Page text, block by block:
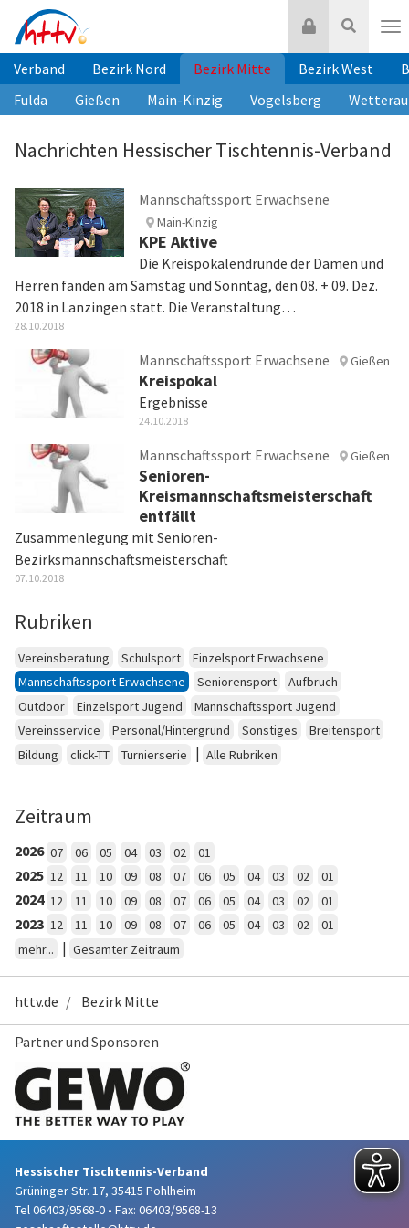
Inhalt
springen
Suche
Login
Verband Bezirk Nord Bezirk Mitte Bezirk West
Fulda
Gießen Main-Kinzig Vogelsberg Wetterau
Nachrichten Hessischer Tischtennis-Verband
Mannschaftssport Erwachsene
Main-Kinzig
KPE Aktive
Die Kreispokalendrunde der Damen und
Herren fanden am Samstag und Sonntag, den 08. + 09. Dez.
2018 in Lanzingen statt. Die Veranstaltung…
28.10.2018
Mannschaftssport Erwachsene Gießen
Kreispokal
Ergebnisse
24.10.2018
Mannschaftssport Erwachsene Gießen
Senioren-
Kreismannschaftsmeisterschaft
entfällt
Zusammenlegung mit Senioren-
Bezirksmannschaftsmeisterschaft
07.10.2018
Rubriken
Vereinsberatung Schulsport
Einzelsport Erwachsene
Mannschaftssport Erwachsene
Seniorensport
Aufbruch
Outdoor
Einzelsport Jugend
Mannschaftssport Jugend
Vereinsservice
Personal/Hintergrund Sonstiges
Breitensport
Bildung
click-TT Turnierserie | Alle Rubriken
Zeitraum
2026 07 06 05 04 03 02 01
2025 12 11 10 09 08 07 06 05 04 03 02 01
2024 12 11 10 09 08 07 06 05 04 03 02 01
2023 12 11 10 09 08 07 06 05 04 03 02
01
mehr...
| Gesamter Zeitraum
httv.de Bezirk Mitte
Partner und Sponsoren
Hessischer Tischtennis-Verband
Grüninger Str. 17, 35415 Pohlheim
Tel 06403/9568-0 • Fax: 06403/9568-13